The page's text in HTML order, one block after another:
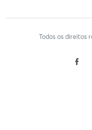
Todos os direitos